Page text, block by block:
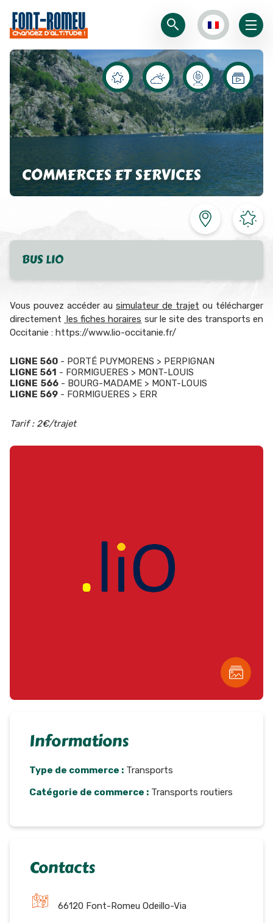
COMMERCES ET SERVICES
BUS LIO
Vous pouvez accéder au simulateur de trajet ou télécharger
directement les fiches horaires sur le site des transports en
Occitanie : https://www.lio-occitanie.fr/
LIGNE 560 - PORTÉ PUYMORENS > PERPIGNAN
LIGNE 561 - FORMIGUERES > MONT-LOUIS
LIGNE 566 - BOURG-MADAME > MONT-LOUIS
LIGNE 569 - FORMIGUERES > ERR
Tarif : 2€/trajet
Informations
Type de commerce : Transports
Catégorie de commerce : Transports routiers
Contacts
66120 Font-Romeu Odeillo-Via